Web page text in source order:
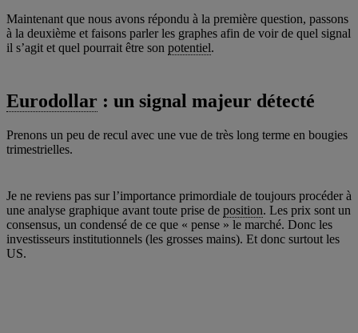
Maintenant que nous avons répondu à la première question, passons
à la deuxième et faisons parler les graphes afin de voir de quel signal
il s’agit et quel pourrait être son potentiel.
Eurodollar : un signal majeur détecté
Prenons un peu de recul avec une vue de très long terme en bougies
trimestrielles.
Je ne reviens pas sur l’importance primordiale de toujours procéder à
une analyse graphique avant toute prise de position. Les prix sont un
consensus, un condensé de ce que « pense » le marché. Donc les
investisseurs institutionnels (les grosses mains). Et donc surtout les
US.